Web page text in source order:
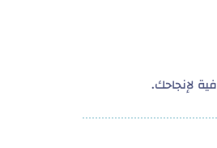
لإنجاحك.